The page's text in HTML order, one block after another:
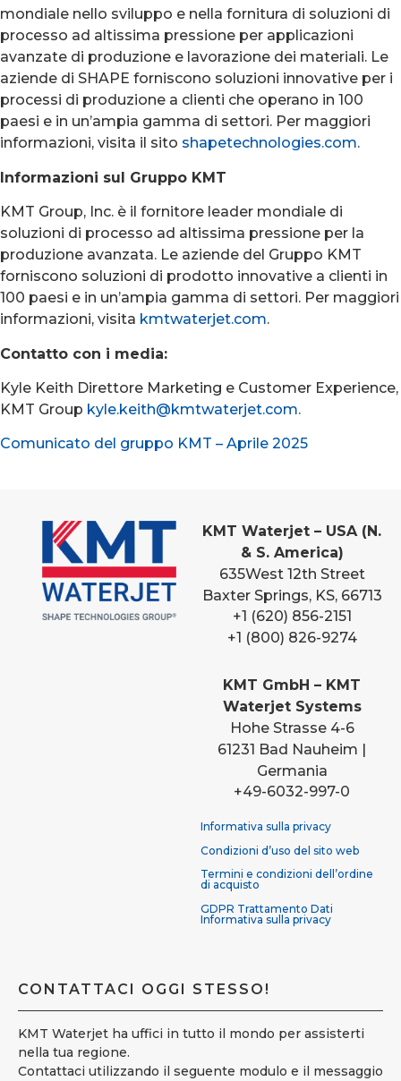
mondiale nello sviluppo e nella fornitura di soluzioni di
processo ad altissima pressione per applicazioni
avanzate di produzione e lavorazione dei materiali. Le
aziende di SHAPE forniscono soluzioni innovative per i
processi di produzione a clienti che operano in 100
paesi e in un’ampia gamma di settori. Per maggiori
informazioni, visita il sito shapetechnologies.com.
Informazioni sul Gruppo KMT
KMT Group, Inc. è il fornitore leader mondiale di
soluzioni di processo ad altissima pressione per la
produzione avanzata. Le aziende del Gruppo KMT
forniscono soluzioni di prodotto innovative a clienti in
100 paesi e in un’ampia gamma di settori. Per maggiori
informazioni, visita kmtwaterjet.com.
Contatto con i media:
Kyle Keith Direttore Marketing e Customer Experience,
KMT Group kyle.keith@kmtwaterjet.com.
Comunicato del gruppo KMT – Aprile 2025
KMT Waterjet – USA (N.
& S. America)
635West 12th Street
Baxter Springs, KS, 66713
+1 (620) 856-2151
+1 (800) 826-9274
KMT GmbH – KMT
Waterjet Systems
Hohe Strasse 4-6
61231 Bad Nauheim |
Germania
+49-6032-997-0
Informativa sulla privacy
Condizioni d’uso del sito web
Termini e condizioni dell’ordine
di acquisto
GDPR Trattamento Dati
Informativa sulla privacy
CONTATTACI OGGI STESSO!
KMT Waterjet ha uffici in tutto il mondo per assisterti
nella tua regione.
Contattaci utilizzando il seguente modulo e il messaggio